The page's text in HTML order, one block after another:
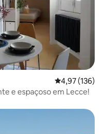
4,97 de uma
4,97 (136)
e espaçoso em Lecce!
hóspedes